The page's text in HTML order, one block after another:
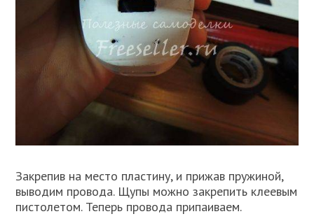
Закрепив на место пластину, и прижав пружиной,
выводим провода. Щупы можно закрепить клеевым
пистолетом. Теперь провода припаиваем.